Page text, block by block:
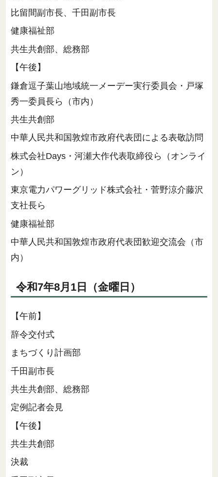
比留間副市長、千田副市長
健康福祉部
共生共創部、総務部
【午後】
鎌倉逗子葉山地域統一メーデー実行委員会・戸塚
秀一委員長ら（市内）
共生共創部
中華人民共和国敦煌市政府代表団による表敬訪問
株式会社Days・河瀬大作代表取締役ら（オンライ
ン）
東京電力パワーグリッド株式会社・菅野涼介藤沢
支社長ら
健康福祉部
中華人民共和国敦煌市政府代表団歓迎交流会（市
内）
令和7年8月1日（金曜日）
【午前】
辞令交付式
まちづくり計画部
千田副市長
共生共創部、総務部
定例記者会見
【午後】
共生共創部
決裁